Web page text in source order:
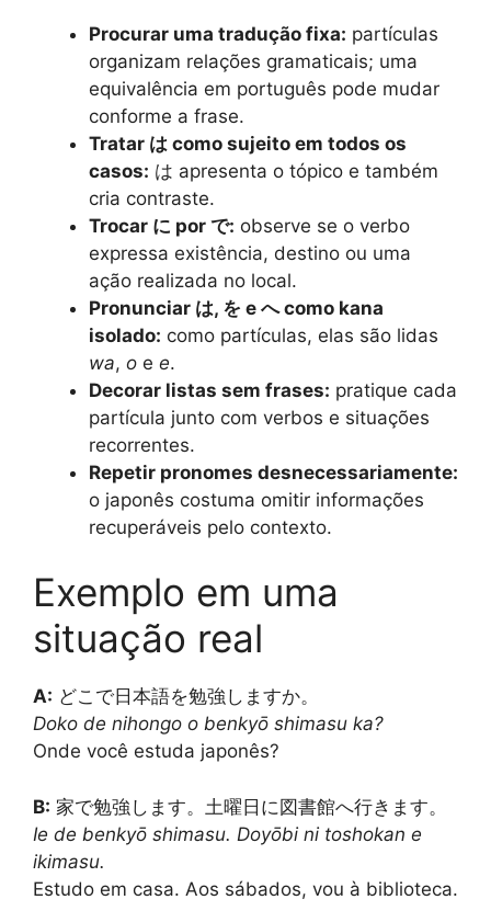
Procurar uma tradução fixa: partículas
organizam relações gramaticais; uma
equivalência em português pode mudar
conforme a frase.
Tratar は como sujeito em todos os
casos: は apresenta o tópico e também
cria contraste.
Trocar に por で: observe se o verbo
expressa existência, destino ou uma
ação realizada no local.
Pronunciar は, を e へ como kana
isolado: como partículas, elas são lidas
wa, o e e.
Decorar listas sem frases: pratique cada
partícula junto com verbos e situações
recorrentes.
Repetir pronomes desnecessariamente:
o japonês costuma omitir informações
recuperáveis pelo contexto.
Exemplo em uma
situação real
A: どこで日本語を勉強しますか。
Doko de nihongo o benkyō shimasu ka?
Onde você estuda japonês?
B: 家で勉強します。土曜日に図書館へ行きます。
Ie de benkyō shimasu. Doyōbi ni toshokan e
ikimasu.
Estudo em casa. Aos sábados, vou à biblioteca.